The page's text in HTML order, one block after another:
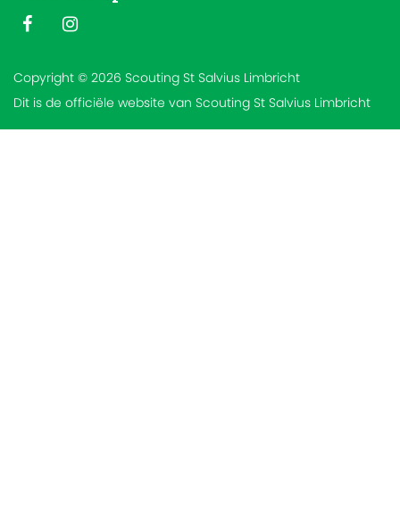
Copyright © 2026 Scouting St Salvius Limbricht
Dit is de officiële website van Scouting St Salvius Limbricht